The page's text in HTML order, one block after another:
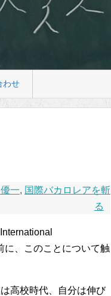
わせ
一, 国際バカロレアを斬
る
に、このことについて触
高校時代、自分は伸び